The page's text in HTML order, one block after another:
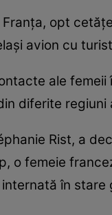
opt
avion cu
ale
diferite regiuni
Rist, a
o femeie
în stare